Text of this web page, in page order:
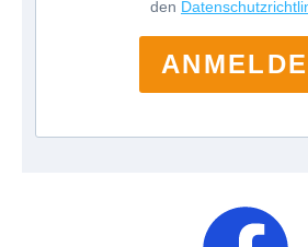
den